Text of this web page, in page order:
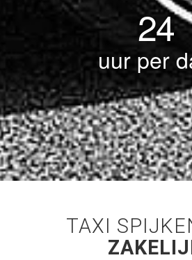
24
uur per
TAXI